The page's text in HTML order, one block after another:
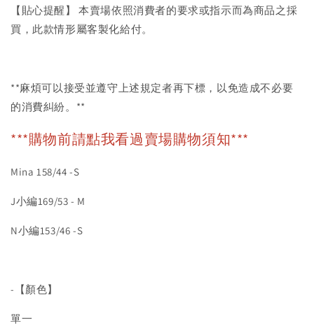
【貼心提醒】 本賣場依照消費者的要求或指示而為商品之採
買，此款情形屬客製化給付。
**麻煩可以接受並遵守上述規定者再下標，以免造成不必要
的消費糾紛。**
***購物前請點我看過賣場購物須知***
Mina 158/44 -S
J小編169/53 - M
N小編153/46 -S
-【顏色】
單一